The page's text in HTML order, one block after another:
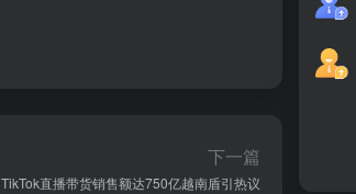
下一篇
TikTok直播带货销售额达750亿越南盾引热议